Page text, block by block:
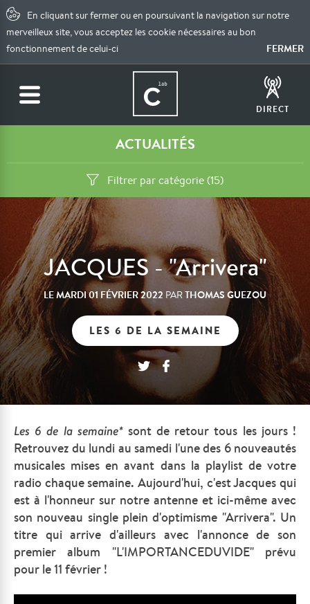
En cliquant sur fermer ou en poursuivant la navigation sur notre
merveilleux site, vous acceptez les cookie nécessaires au bon
fonctionnement de celui-ci
FERMER
DIRECT
ACTUALITÉS
Filtrer par catégorie (15)
JACQUES - "Arrivera"
LEMARDI 01 FÉVRIER 2022 PARTHOMAS GUEZOU
LES 6 DE LA SEMAINE
Les 6 de la semaine*sont de retour tous les jours !
Retrouvez du lundi au samedi l'une des 6 nouveautés
musicales mises en avant dans la playlist de votre
radio chaque semaine. Aujourd'hui, c'est Jacques qui
est à l'honneur sur notre antenne et ici-même avec
son nouveau single plein d'optimisme "Arrivera". Un
titre qui arrive d'ailleurs avec l'annonce de son
premier album "L'IMPORTANCEDUVIDE" prévu
pour le 11 février !